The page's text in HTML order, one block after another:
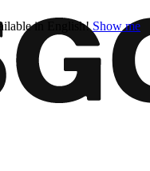
in English! Show me